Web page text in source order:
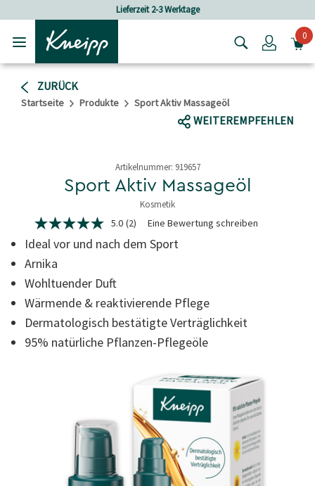
Login0
ZURÜCK
Startseite Produkte Sport Aktiv Massageöl
WEITEREMPFEHLEN
Artikelnummer: 919657
Sport Aktiv Massageöl
Kosmetik
4.6 von 5 Sternen
5.0
von
5
Sternen,
Bewertungswert.
Read
2
Reviews.
Link
zur
5.0 (2) Eine Bewertung schreiben
Ideal vor und nach dem Sport
Arnika
Wohltuender Duft
Wärmende & reaktivierende Pflege
Dermatologisch bestätigte Verträglichkeit
95% natürliche Pflanzen-Pflegeöle